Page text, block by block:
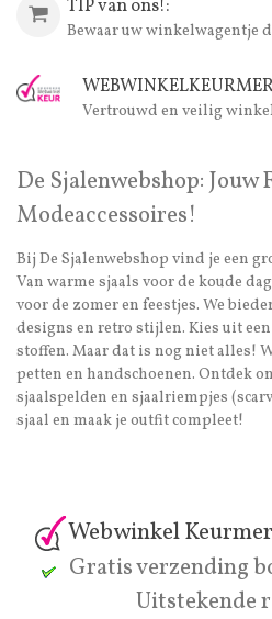
TIP van ons!:
Bewaar uw winkelwagentje
Vertrouwd en veilig
De Sjalenwebshop: Jouw
Modeaccessoires!
Bij De Sjalenwebshop vind je een
Van warme sjaals voor de koude
voor de zomer en feestjes. We
designs en retro stijlen. Kies uit
stoffen. Maar dat is nog niet alles!
petten en handschoenen. Ontdek
sjaalspelden en sjaalriempjes
sjaal en maak je outfit compleet!
Webwinkel
Gratis verzending
Uitstekende